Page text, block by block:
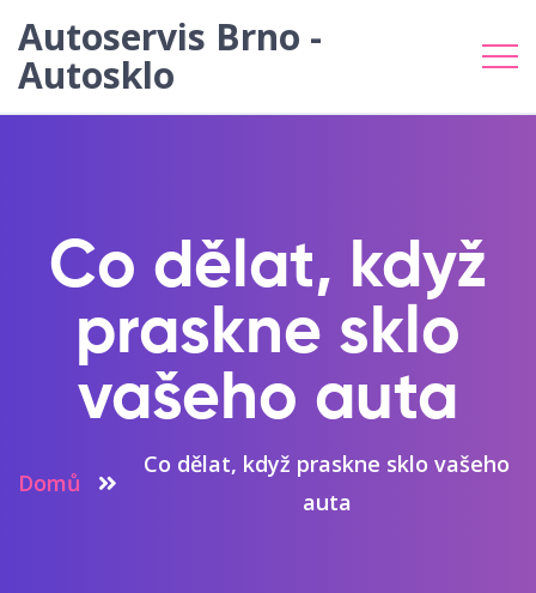
Autoservis Brno -
Autosklo
Co dělat, když
praskne sklo
vašeho auta
Domů
Co dělat, když praskne sklo vašeho
auta